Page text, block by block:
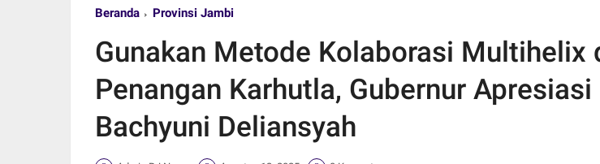
Beranda Provinsi Jambi
Gunakan Metode Kolaborasi Multihelix
Penangan Karhutla, Gubernur Apresiasi
Bachyuni Deliansyah